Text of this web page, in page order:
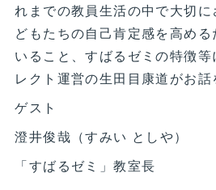
れまでの教員生活の中で大切
どもたちの自己肯定感を高め
いること、すばるゼミの特徴等
レクト運営の生田目康道がお話
ゲスト
澄井俊哉（すみい としや）
「すばるゼミ」教室長